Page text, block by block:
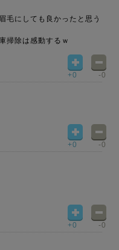
毛にしても良かったと思う
掃除は感動するｗ
+0 -0
+0 -0
+0 -0